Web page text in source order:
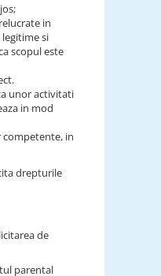
in
si
scopul este
unor activitati
in mod
competente, in
drepturile
de
parental